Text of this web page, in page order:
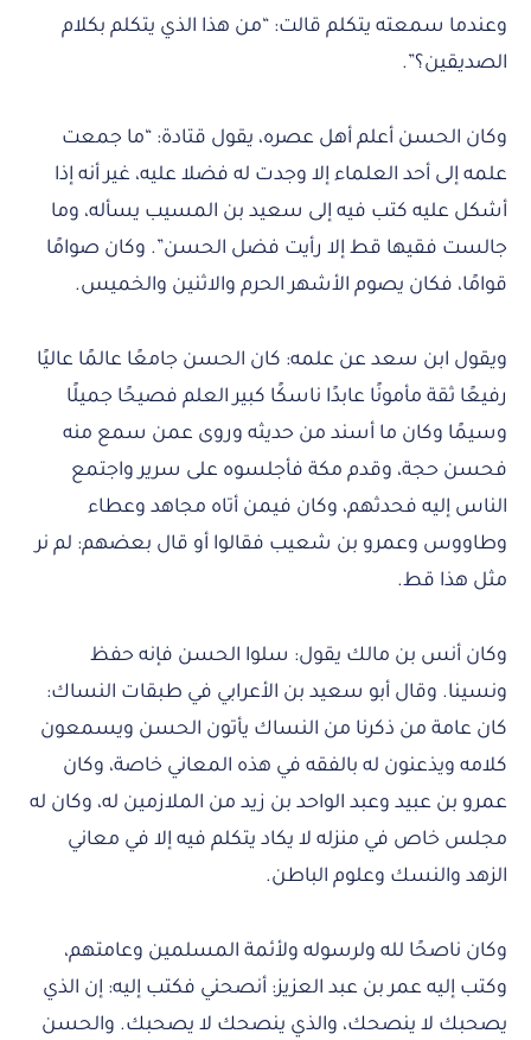
وعندما سمعته يتكلم قالت: “من هذا الذي يتكلم بكلام
الصديقين؟”.
وكان الحسن أعلم أهل عصره، يقول قتادة: “ما جمعت
علمه إلى أحد العلماء إلا وجدت له فضلا عليه، غير أنه إذا
أشكل عليه كتب فيه إلى سعيد بن المسيب يسأله، وما
جالست فقيها قط إلا رأيت فضل الحسن”. وكان صوامًا
قوامًا، فكان يصوم الأشهر الحرم والاثنين والخميس.
ويقول ابن سعد عن علمه: كان الحسن جامعًا عالمًا عاليًا
رفيعًا ثقة مأمونًا عابدًا ناسكًا كبير العلم فصيحًا جميلًا
وسيمًا وكان ما أسند من حديثه وروى عمن سمع منه
فحسن حجة، وقدم مكة فأجلسوه على سرير واجتمع
الناس إليه فحدثهم، وكان فيمن أتاه مجاهد وعطاء
وطاووس وعمرو بن شعيب فقالوا أو قال بعضهم: لم نر
مثل هذا قط.
وكان أنس بن مالك يقول: سلوا الحسن فإنه حفظ
ونسينا. وقال أبو سعيد بن الأعرابي في طبقات النساك:
كان عامة من ذكرنا من النساك يأتون الحسن ويسمعون
كلامه ويذعنون له بالفقه في هذه المعاني خاصة، وكان
عمرو بن عبيد وعبد الواحد بن زيد من الملازمين له، وكان له
مجلس خاص في منزله لا يكاد يتكلم فيه إلا في معاني
الزهد والنسك وعلوم الباطن.
وكان ناصحًا لله ولرسوله ولأئمة المسلمين وعامتهم،
وكتب إليه عمر بن عبد العزيز: أنصحني فكتب إليه: إن الذي
يصحبك لا ينصحك، والذي ينصحك لا يصحبك. والحسن